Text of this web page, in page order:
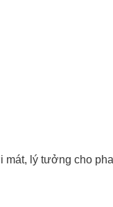
lý tưởng cho